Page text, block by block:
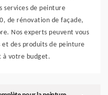
services de peinture
de rénovation de façade,
Nos experts peuvent vous
et des produits de peinture
à votre budget.